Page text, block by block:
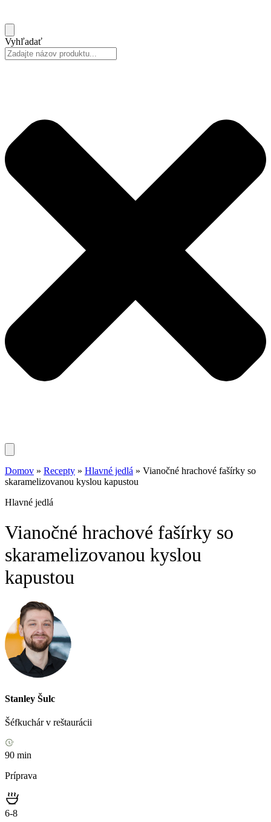
Vyhľadať
Domov » Recepty » Hlavné jedlá » Vianočné hrachové fašírky so
skaramelizovanou kyslou kapustou
Hlavné jedlá
Vianočné hrachové fašírky so
skaramelizovanou kyslou
kapustou
Stanley Šulc
Šéfkuchár v reštaurácii
90 min
Príprava
6-8